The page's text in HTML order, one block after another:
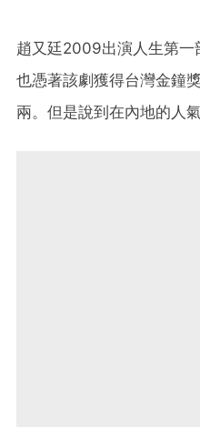
趙又廷2009出演人生第一
也憑著該劇獲得台灣金鐘
兩。但是說到在內地的人